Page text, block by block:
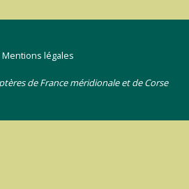
Mentions légales
de France méridionale et de Corse